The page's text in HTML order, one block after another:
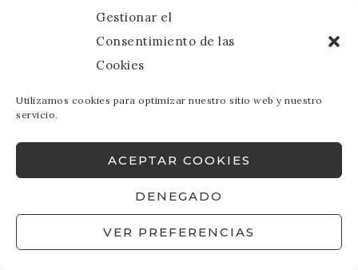
Gestionar el
Consentimiento de las
Cookies
Utilizamos cookies para optimizar nuestro sitio web y nuestro
servicio.
ACEPTAR COOKIES
DENEGADO
VER PREFERENCIAS